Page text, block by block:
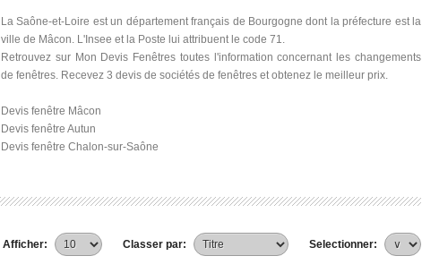
La Saône-et-Loire est un département français de Bourgogne dont la préfecture est la
ville de Mâcon. L'Insee et la Poste lui attribuent le code 71.
Retrouvez sur Mon Devis Fenêtres toutes l'information concernant les changements
de fenêtres. Recevez 3 devis de sociétés de fenêtres et obtenez le meilleur prix.
Devis fenêtre Mâcon
Devis fenêtre Autun
Devis fenêtre Chalon-sur-Saône
Afficher: Classer par: Selectionner: